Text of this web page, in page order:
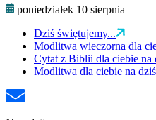
poniedziałek 10 sierpnia
Dziś świętujemy...
Modlitwa wieczorna dla
Cytat z Biblii dla ciebie na
Modlitwa dla ciebie na dziś